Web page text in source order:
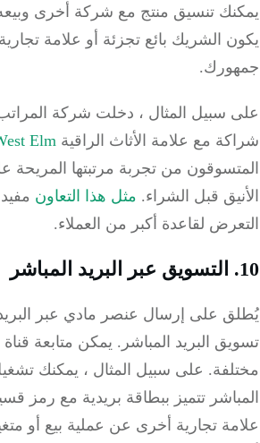
تنسيق منتج مع شركة أخرى وبيعه
الشريك بائع تجزئة أو علامة تجارية
سبيل المثال ، دخلت شركة المراتب
مع علامة الأثاث الراقيةWest Elm
من تجربة مرتبتها المريحة على
قبل الشراء. مثل هذا التعاونمفيد
لقاعدة أكبر من العملاء.
على إرسال عنصر مادي عبر البريد
البريد المباشر.يمكن متابعة قناة
على سبيل المثال ، يمكنك تشغيل
تتميز ببطاقة بريدية مع رمز قسيمة
تجارية أخرى عن عملية بيع أو متغير